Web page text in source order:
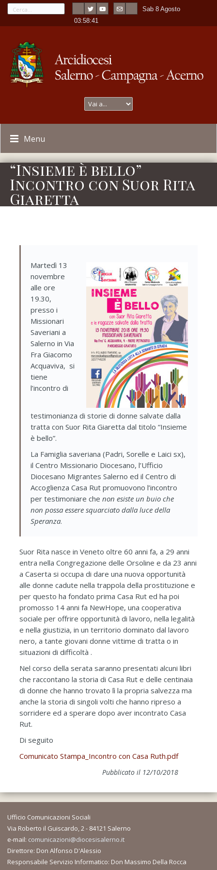
Sab 8 Agosto
-03:58:41
Menu
“Insieme è bello”
Incontro con Suor Rita
Giaretta
Martedì 13
novembre
alle ore
19.30,
presso i
Missionari
Saveriani a
Salerno in Via
Fra Giacomo
Acquaviva, si
tiene
l’incontro di
testimonianza di storie di donne salvate dalla
tratta con Suor Rita Giaretta dal titolo “Insieme
è bello”.
La Famiglia saveriana (Padri, Sorelle e Laici sx),
il Centro Missionario Diocesano, l’Ufficio
Diocesano Migrantes Salerno ed il Centro di
Accoglienza Casa Rut promuovono l’incontro
per testimoniare che non esiste un buio che
non possa essere squarciato dalla luce della
Speranza.
Suor Rita nasce in Veneto oltre 60 anni fa, a 29 anni
entra nella Congregazione delle Orsoline e da 23 anni
a Caserta si occupa di dare una nuova opportunità
alle donne cadute nella trappola della prostituzione e
per questo ha fondato prima Casa Rut ed ha poi
promosso 14 anni fa NewHope, una cooperativa
sociale per offrire opportunità di lavoro, nella legalità
e nella giustizia, in un territorio dominato dal lavoro
nero, a tante giovani donne vittime di tratta o in
situazioni di difficoltà .
Nel corso della serata saranno presentati alcuni libri
che raccontano la storia di Casa Rut e delle centinaia
di donne che hanno trovato lì la propria salvezza ma
anche la storia di singoli volti che hanno ripreso a
sorridere ed a sperare dopo aver incontrato Casa
Rut.
Di seguito
Comunicato Stampa_Incontro con Casa Ruth.pdf
Pubblicato il 12/10/2018
Ufficio Comunicazioni Sociali
Via Roberto il Guiscardo, 2 - 84121 Salerno
e-mail: comunicazioni@diocesisalerno.it
Direttore: Don Alfonso D'Alessio
Responsabile Servizio Informatico: Don Massimo Della Rocca